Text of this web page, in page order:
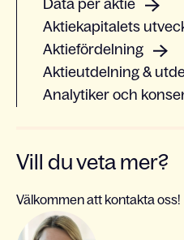
Data per aktie
Aktiekapitalets
Aktiefördelning
Aktieutdelning &
Analytiker och
Vill du veta mer?
Välkommen att kontakta oss!